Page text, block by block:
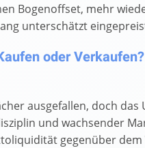
Bogenoffset, mehr
unterschätzt
oder
ausgefallen, doch
und wachsender
gegenüber